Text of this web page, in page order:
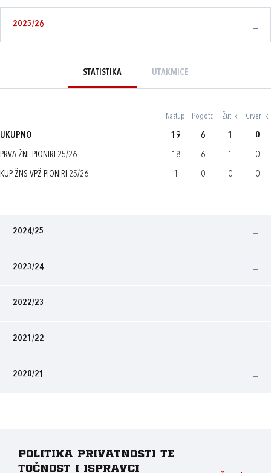
2025/26
STATISTIKA UTAKMICE
Nastupi Pogotci Žuti k. Crveni k.
UKUPNO 19 6 1 0
PRVA ŽNL PIONIRI 25/26 18 6 1 0
KUP ŽNS VPŽ PIONIRI 25/26 1 0 0 0
2024/25
2023/24
2022/23
2021/22
2020/21
Politika privatnosti te
točnost i ispravci